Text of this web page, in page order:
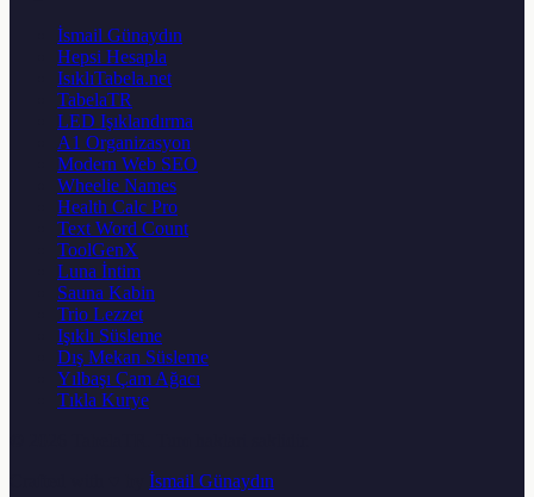
İsmail Günaydın
Hepsi Hesapla
IsıklıTabela.net
TabelaTR
LED Işıklandırma
A1 Organizasyon
Modern Web SEO
Wheelie Names
Health Calc Pro
Text Word Count
ToolGenX
Luna İntim
Sauna Kabin
Trio Lezzet
Işıklı Süsleme
Dış Mekan Süsleme
Yılbaşı Çam Ağacı
Tıkla Kurye
İsmail Günaydın